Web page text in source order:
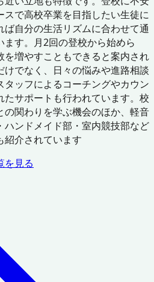
で高校卒業を目指したい生徒に
自分の生活リズムに合わせて通
す。月2回の登校から始めら
増やすこともできると案内され
でなく、日々の悩みや進路相談
ッフによるコーチングやカウン
サポートも行われています。校
の関わりを学ぶ機会のほか、軽音
ンドメイド部・室内競技部など
紹介されています
を見る